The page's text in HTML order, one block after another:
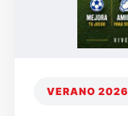
VERANO 2026